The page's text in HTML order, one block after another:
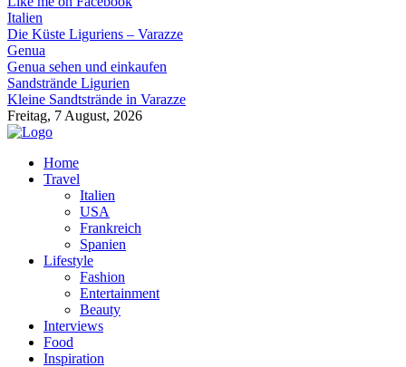
Italien
Die Küste Liguriens – Varazze
Genua
Genua sehen und einkaufen
Sandstrände Ligurien
Kleine Sandtstrände in Varazze
Freitag, 7 August, 2026
Home
Travel
Italien
USA
Frankreich
Spanien
Lifestyle
Fashion
Entertainment
Beauty
Interviews
Food
Inspiration